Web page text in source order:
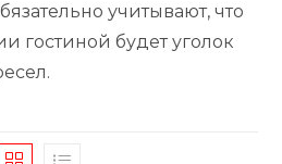
учитывают, что
гостиной будет уголок